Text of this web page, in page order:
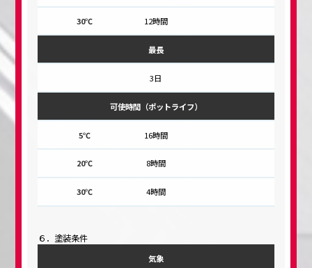
12時間
最長
3日
可使時間（ポットライフ）
16時間
8時間
4時間
６．塗装条件
気象